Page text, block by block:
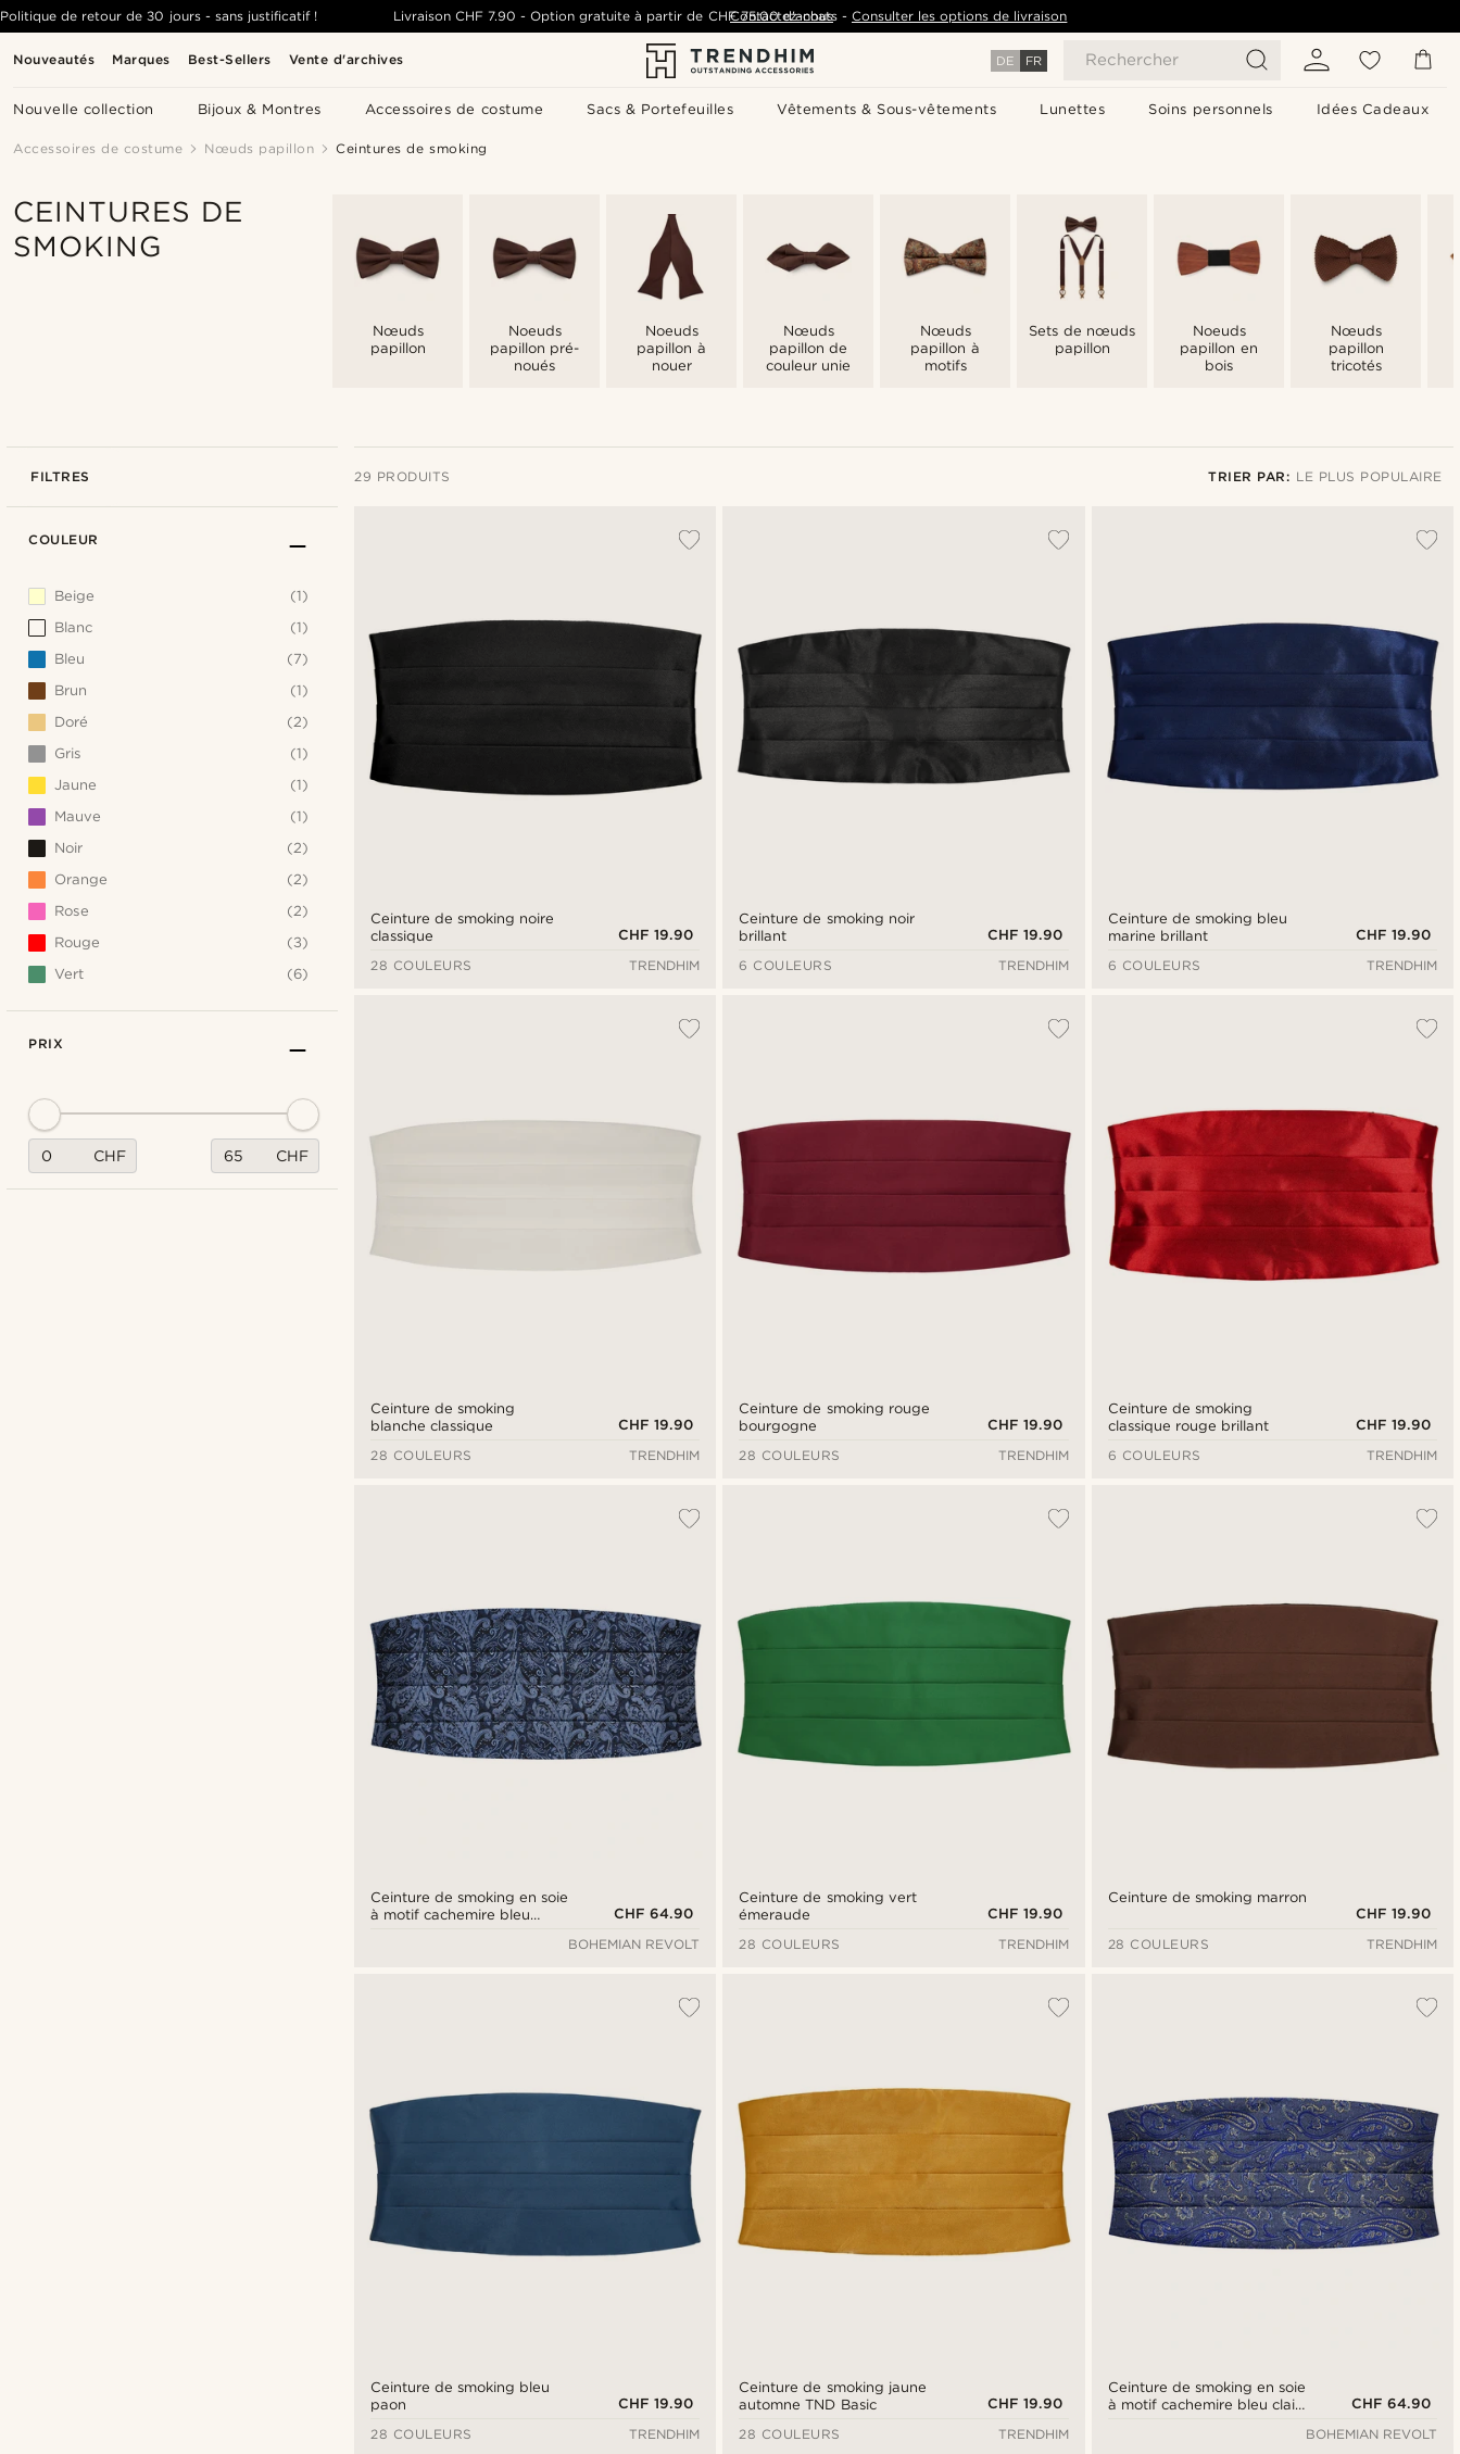
Nouveautés Marques Best-Sellers Vente d'archives DE FR Rechercher
Nouvelle collection Bijoux & Montres Accessoires de costume Sacs & Portefeuilles Vêtements & Sous-vêtements Lunettes Soins personnels Idées Cadeaux
Politique de retour de 30 jours - sans justificatif ! Livraison CHF 7.90 -Option gratuite à partir de CHF 75.00 d'achats - Consulter les options de livraison
Contactez-nous
Accessoires de costume Nœuds papillon Ceintures de smoking
CEINTURES DE
SMOKING
Nœuds
papillon
Noeuds
papillon pré-
noués
Noeuds
papillon à
nouer
Nœuds
papillon de
couleur unie
Nœuds
papillon à
motifs
Sets de nœuds
papillon
Noeuds
papillon en
bois
Nœuds
papillon
tricotés
FILTRES 29 PRODUITS TRIER PAR: LE PLUS POPULAIRE
Prix décroissant
Ceinture de smoking noire
classique
CHF 19.90
28 COULEURS
TRENDHIM
Ceinture de smoking noir
brillant
CHF 19.90
6 COULEURS
TRENDHIM
Ceinture de smoking bleu
marine brillant
CHF 19.90
6 COULEURS
TRENDHIM
Ceinture de smoking
blanche classique
CHF 19.90
28 COULEURS
TRENDHIM
Ceinture de smoking rouge
bourgogne
CHF 19.90
28 COULEURS
TRENDHIM
Ceinture de smoking
classique rouge brillant
CHF 19.90
6 COULEURS
TRENDHIM
Ceinture de smoking en soie
à motif cachemire bleu
CHF 64.90
BOHEMIAN REVOLT
Ceinture de smoking vert
émeraude
CHF 19.90
28 COULEURS
TRENDHIM
Ceinture de smoking marron
CHF 19.90
28 COULEURS
TRENDHIM
Ceinture de smoking bleu
paon
CHF 19.90
28 COULEURS
TRENDHIM
Ceinture de smoking jaune
automne TND Basic
CHF 19.90
28 COULEURS
TRENDHIM
Ceinture de smoking en soie
à motif cachemire bleu clair
CHF 64.90
BOHEMIAN REVOLT
COULEUR
Beige
(1)
Blanc
(1)
Bleu
(7)
Brun
(1)
Doré
(2)
Gris
(1)
Jaune
(1)
Mauve
(1)
Noir
(2)
Orange
(2)
Rose
(2)
Rouge
(3)
Vert
(6)
PRIX
CHF CHF